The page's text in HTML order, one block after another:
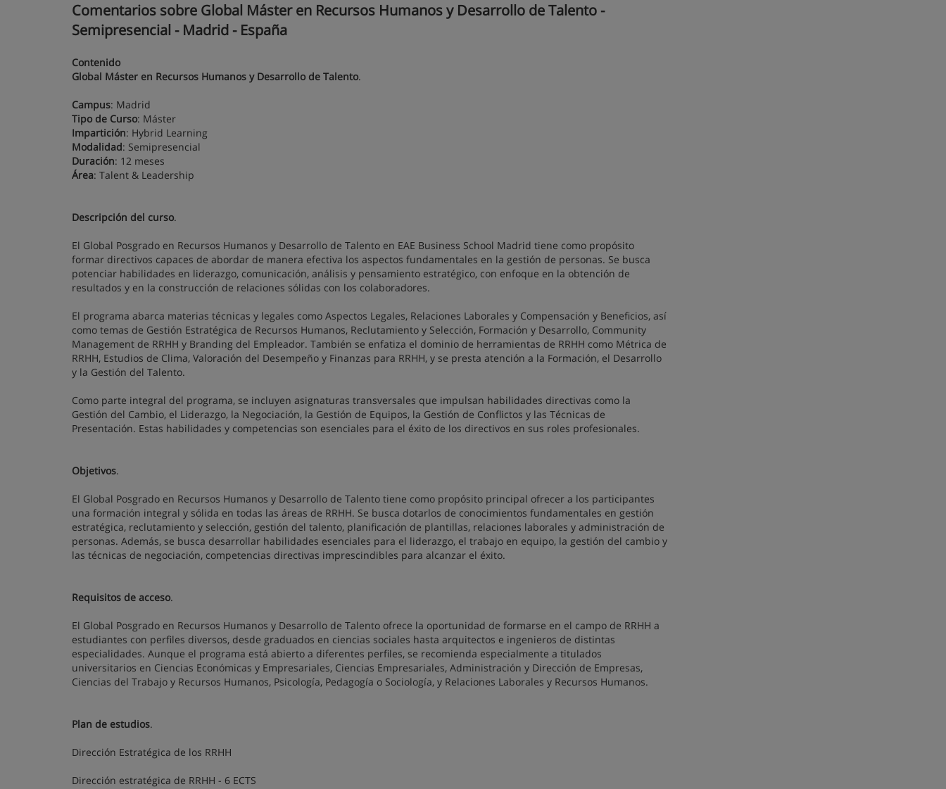
Comentarios sobre Global Máster en Recursos Humanos y Desarrollo de Talento -
Semipresencial - Madrid - España
Contenido
Global Máster en Recursos Humanos y Desarrollo de Talento.
Campus: Madrid
Tipo de Curso: Máster
Impartición: Hybrid Learning
Modalidad: Semipresencial
Duración: 12 meses
Área: Talent & Leadership
Descripción del curso.
El Global Posgrado en Recursos Humanos y Desarrollo de Talento en EAE Business School Madrid tiene como propósito
formar directivos capaces de abordar de manera efectiva los aspectos fundamentales en la gestión de personas. Se busca
potenciar habilidades en liderazgo, comunicación, análisis y pensamiento estratégico, con enfoque en la obtención de
resultados y en la construcción de relaciones sólidas con los colaboradores.
El programa abarca materias técnicas y legales como Aspectos Legales, Relaciones Laborales y Compensación y Beneficios, así
como temas de Gestión Estratégica de Recursos Humanos, Reclutamiento y Selección, Formación y Desarrollo, Community
Management de RRHH y Branding del Empleador. También se enfatiza el dominio de herramientas de RRHH como Métrica de
RRHH, Estudios de Clima, Valoración del Desempeño y Finanzas para RRHH, y se presta atención a la Formación, el Desarrollo
y la Gestión del Talento.
Como parte integral del programa, se incluyen asignaturas transversales que impulsan habilidades directivas como la
Gestión del Cambio, el Liderazgo, la Negociación, la Gestión de Equipos, la Gestión de Conflictos y las Técnicas de
Presentación. Estas habilidades y competencias son esenciales para el éxito de los directivos en sus roles profesionales.
Objetivos.
El Global Posgrado en Recursos Humanos y Desarrollo de Talento tiene como propósito principal ofrecer a los participantes
una formación integral y sólida en todas las áreas de RRHH. Se busca dotarlos de conocimientos fundamentales en gestión
estratégica, reclutamiento y selección, gestión del talento, planificación de plantillas, relaciones laborales y administración de
personas. Además, se busca desarrollar habilidades esenciales para el liderazgo, el trabajo en equipo, la gestión del cambio y
las técnicas de negociación, competencias directivas imprescindibles para alcanzar el éxito.
Requisitos de acceso.
El Global Posgrado en Recursos Humanos y Desarrollo de Talento ofrece la oportunidad de formarse en el campo de RRHH a
estudiantes con perfiles diversos, desde graduados en ciencias sociales hasta arquitectos e ingenieros de distintas
especialidades. Aunque el programa está abierto a diferentes perfiles, se recomienda especialmente a titulados
universitarios en Ciencias Económicas y Empresariales, Ciencias Empresariales, Administración y Dirección de Empresas,
Ciencias del Trabajo y Recursos Humanos, Psicología, Pedagogía o Sociología, y Relaciones Laborales y Recursos Humanos.
Plan de estudios.
Dirección Estratégica de los RRHH
Dirección estratégica de RRHH - 6 ECTS